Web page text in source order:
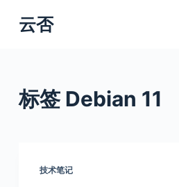
跳
过
云否
标签Debian 11
技术笔记